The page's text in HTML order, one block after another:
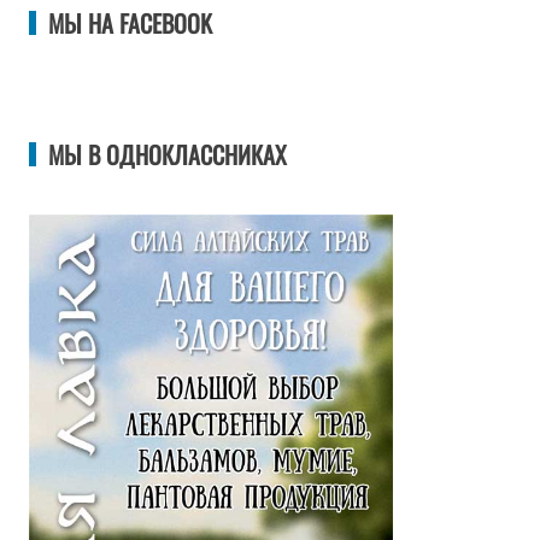
МЫ НА FACEBOOK
МЫ В ОДНОКЛАССНИКАХ